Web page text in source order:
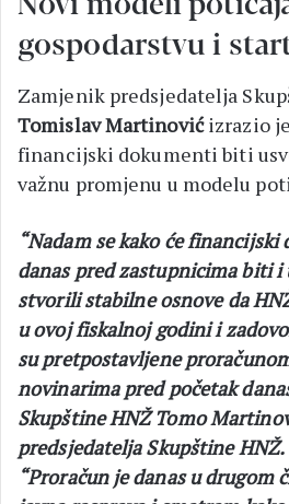
gospodarstvu i
Zamjenik predsjedatelja
Tomislav Martinovićizrazio
financijski dokumenti biti
važnu promjenu u modelu
“Nadam se kako će
danas pred zastupnicima biti i
stvorili stabilne osnove da
u ovoj fiskalnoj godini i
su pretpostavljene
novinarima pred početak
Skupštine HNŽ Tomo
predsjedatelja Skupštine HNŽ.
“Proračun je danas u drugom